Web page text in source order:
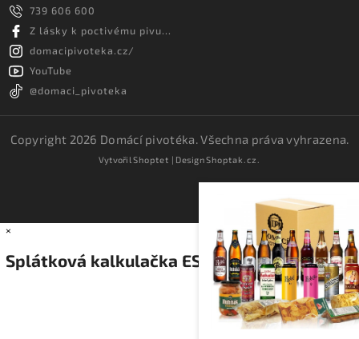
739 606 600
Z lásky k poctivému pivu...
domacipivoteka.cz/
YouTube
@domaci_pivoteka
Copyright 2026 Domácí pivotéka. Všechna práva vyhrazena.
VytvořilShoptet | DesignShoptak.cz.
×
Splátková kalkulačka ESSOX